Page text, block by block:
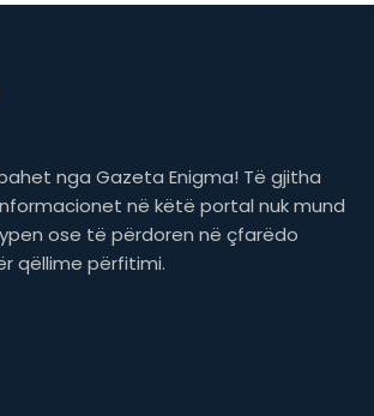
nga Gazeta Enigma! Të gjitha
në këtë portal nuk mund
ose të përdoren në çfarëdo
qëllime përfitimi.